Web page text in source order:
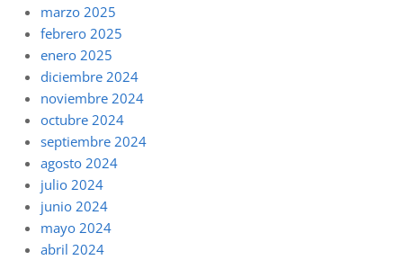
marzo 2025
febrero 2025
enero 2025
diciembre 2024
noviembre 2024
octubre 2024
septiembre 2024
agosto 2024
julio 2024
junio 2024
mayo 2024
abril 2024